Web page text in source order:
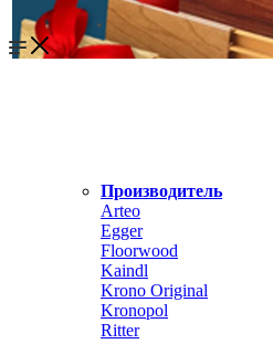
Производитель
Arteo
Egger
Floorwood
Kaindl
Krono Original
Kronopol
Ritter